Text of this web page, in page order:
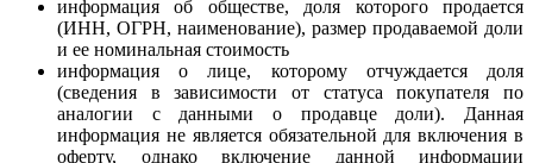
информация об обществе, доля которого продается
(ИНН, ОГРН, наименование), размер продаваемой доли
и ее номинальная стоимость
информация о лице, которому отчуждается доля
(сведения в зависимости от статуса покупателя по
аналогии с данными о продавце доли). Данная
информация не является обязательной для включения в
оферту, однако включение данной информации